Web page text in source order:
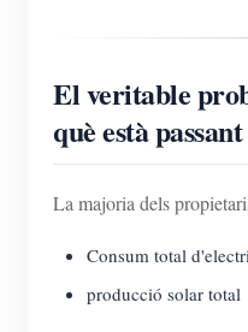
El veritable
què està passant
La majoria dels
Consum total
producció solar total